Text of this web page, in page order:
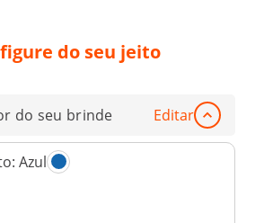
do seu jeito
do seu brinde Editar
Azul